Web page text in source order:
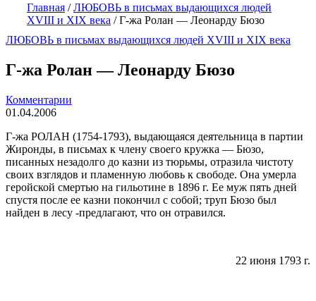
Главная /ЛЮБОВЬ в письмах выдающихся людей
XVIII и XIX века /Г-жа Ролан — Леонарду Бюзо
ЛЮБОВЬ в письмах выдающихся людей XVIII и XIX века
Г-жа Ролан — Леонарду Бюзо
Комментарии
01.04.2006
Г-жа РОЛАН (1754-1793), выдающаяся деятельница в партии
Жиронды, в письмах к члену своего кружка — Бюзо,
писанных незадолго до казни из тюрьмы, отразила чистоту
своих взглядов и пламенную лю­бовь к свободе. Она умерла
геройской смер­тью на гильотине в 1896 г. Ее муж пять дней
спустя после ее казни покончил с собой; труп Бюзо был
найден в лесу -предлагают, что он отравился.
22 июня 1793 г.